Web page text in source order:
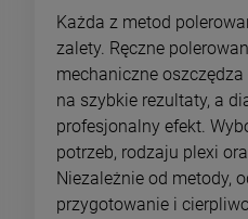
Każda z metod
zalety. Ręczne
mechaniczne
na szybkie rezultaty, a
profesjonalny efekt.
potrzeb, rodzaju plexi
Niezależnie od metody,
przygotowanie i